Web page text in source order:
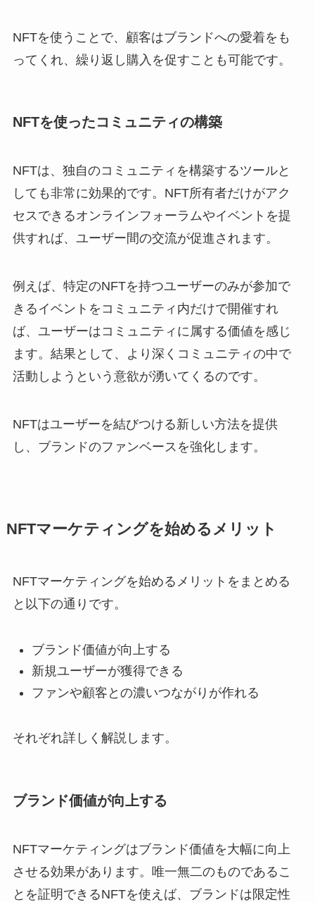
NFTを使うことで、顧客はブランドへの愛着をも
ってくれ、繰り返し購入を促すことも可能です。
NFTを使ったコミュニティの構築
NFTは、独自のコミュニティを構築するツールと
しても非常に効果的です。NFT所有者だけがアク
セスできるオンラインフォーラムやイベントを提
供すれば、ユーザー間の交流が促進されます。
例えば、特定のNFTを持つユーザーのみが参加で
きるイベントをコミュニティ内だけで開催すれ
ば、ユーザーはコミュニティに属する価値を感じ
ます。結果として、より深くコミュニティの中で
活動しようという意欲が湧いてくるのです。
NFTはユーザーを結びつける新しい方法を提供
し、ブランドのファンベースを強化します。
NFTマーケティングを始めるメリット
NFTマーケティングを始めるメリットをまとめる
と以下の通りです。
ブランド価値が向上する
新規ユーザーが獲得できる
ファンや顧客との濃いつながりが作れる
それぞれ詳しく解説します。
ブランド価値が向上する
NFTマーケティングはブランド価値を大幅に向上
させる効果があります。唯一無二のものであるこ
とを証明できるNFTを使えば、ブランドは限定性